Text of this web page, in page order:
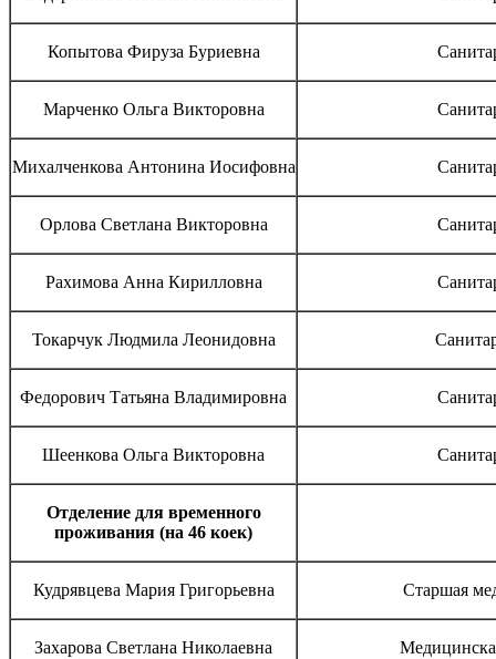
Копытова Фируза Буриевна
Марченко Ольга Викторовна
Михалченкова Антонина Иосифовна
Орлова Светлана Викторовна
Рахимова Анна Кирилловна
Токарчук Людмила Леонидовна
Федорович Татьяна Владимировна
Шеенкова Ольга Викторовна
Отделение для временного
проживания (на 46 коек)
Кудрявцева Мария Григорьевна Старшая
Захарова Светлана Николаевна